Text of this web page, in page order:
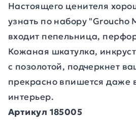
Настоящего ценителя
узнать по набору "Groucho
входит пепельница,
Кожаная шкатулка,
с позолотой, подчеркнет
прекрасно впишется даже
интерьер.
Артикул 185005